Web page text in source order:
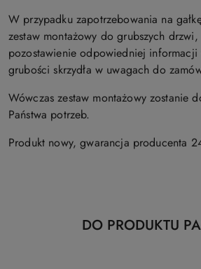
W przypadku zapotrzebowania na
zestaw montażowy do grubszych
pozostawienie odpowiedniej
grubości skrzydła w uwagach do
Wówczas zestaw montażowy zostanie
Państwa potrzeb.
Produkt nowy, gwarancja producenta
Pomiń karuzelę produktów
Produkty
DO PRODUKTU